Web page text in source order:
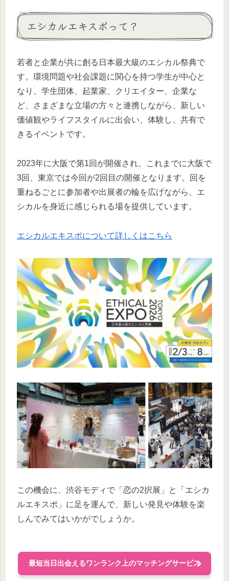
エシカルエキスポって？
若者と企業が共に創る日本最大級のエシカル祭典で
す。環境問題や社会課題に関心を持つ学生が中心と
なり、学生団体、起業家、クリエイター、企業な
ど、さまざまな立場の方々と連携しながら、新しい
価値観やライフスタイルに出会い、体験し、共有で
きるイベントです。
2023年に大阪で第1回が開催され、これまでに大阪で
3回、東京では今回が2回目の開催となります。回を
重ねるごとに参加者や出展者の輪を広げながら、エ
シカルを身近に感じられる場を提供しています。
エシカルエキスポについて詳しくはこちら
この機会に、渋谷モディで「恋の2択展」と「エシカ
ルエキスポ」に足を運んで、新しい発見や体験を楽
しんでみてはいかがでしょうか。
最短当日出会えるワンランク上のマッチングサービス